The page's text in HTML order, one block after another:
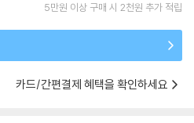
5만원 이상 구매 시 2천원 추가 적립
카드/간편결제 혜택을 확인하세요